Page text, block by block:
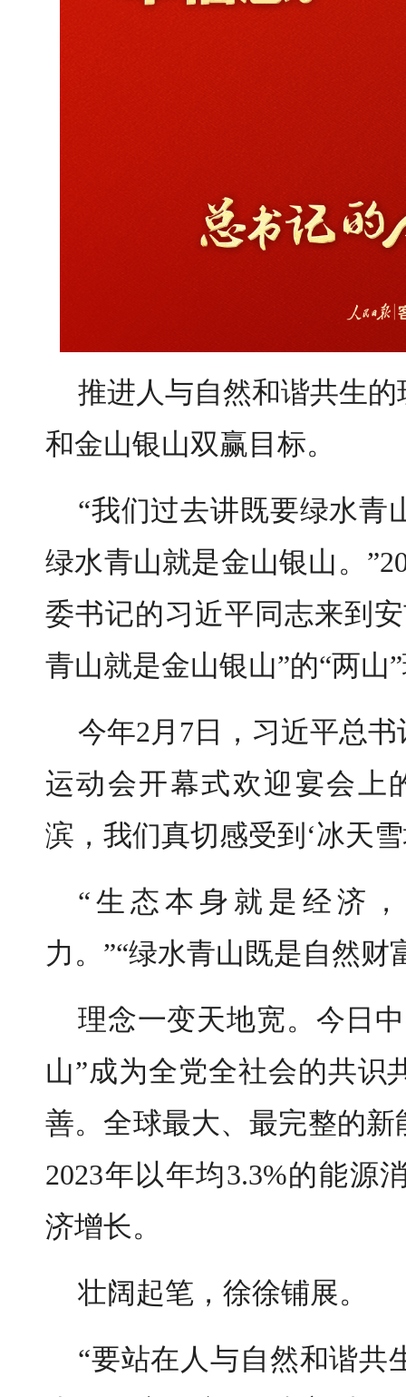
推进人与自然和谐共生
和金山银山双赢目标。
“我们过去讲既要绿水青
绿水青山就是金山银山。
委书记的习近平同志来到
青山就是金山银山”的“两山
今年2月7日，习近平总
运动会开幕式欢迎宴会上
滨，我们真切感受到‘冰天
“生态本身就是经济
力。”“绿水青山既是自然
理念一变天地宽。今日
山”成为全党全社会的共识
善。全球最大、最完整的新
2023年以年均3.3%的能源
济增长。
壮阔起笔，徐徐铺展。
“要站在人与自然和谐共